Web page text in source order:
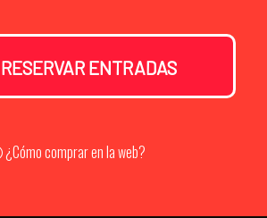
RESERVAR ENTRADAS
¿Cómo comprar en la web?